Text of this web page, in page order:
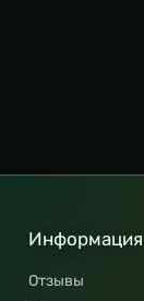
Информация
Отзывы